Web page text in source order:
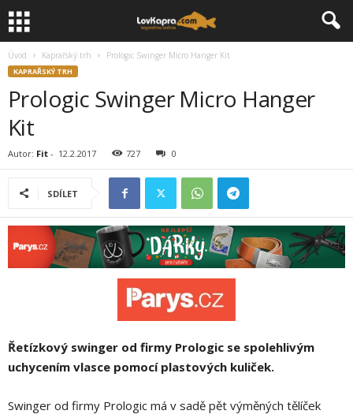
Úvod Kaprařský trh Prologic Swinger Micro Hanger Kit
KAPRAŘSKÝ TRH
Prologic Swinger Micro Hanger
Kit
Autor: Fit - 12.2.2017 727 0
SDÍLET
Řetízkový swinger od firmy Prologic se spolehlivým
uchycením vlasce pomocí plastových kuliček.
Swinger od firmy Prologic má v sadě pět výměných tělíček